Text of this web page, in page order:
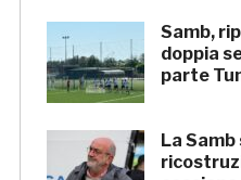
Samb,
doppia
parte
La